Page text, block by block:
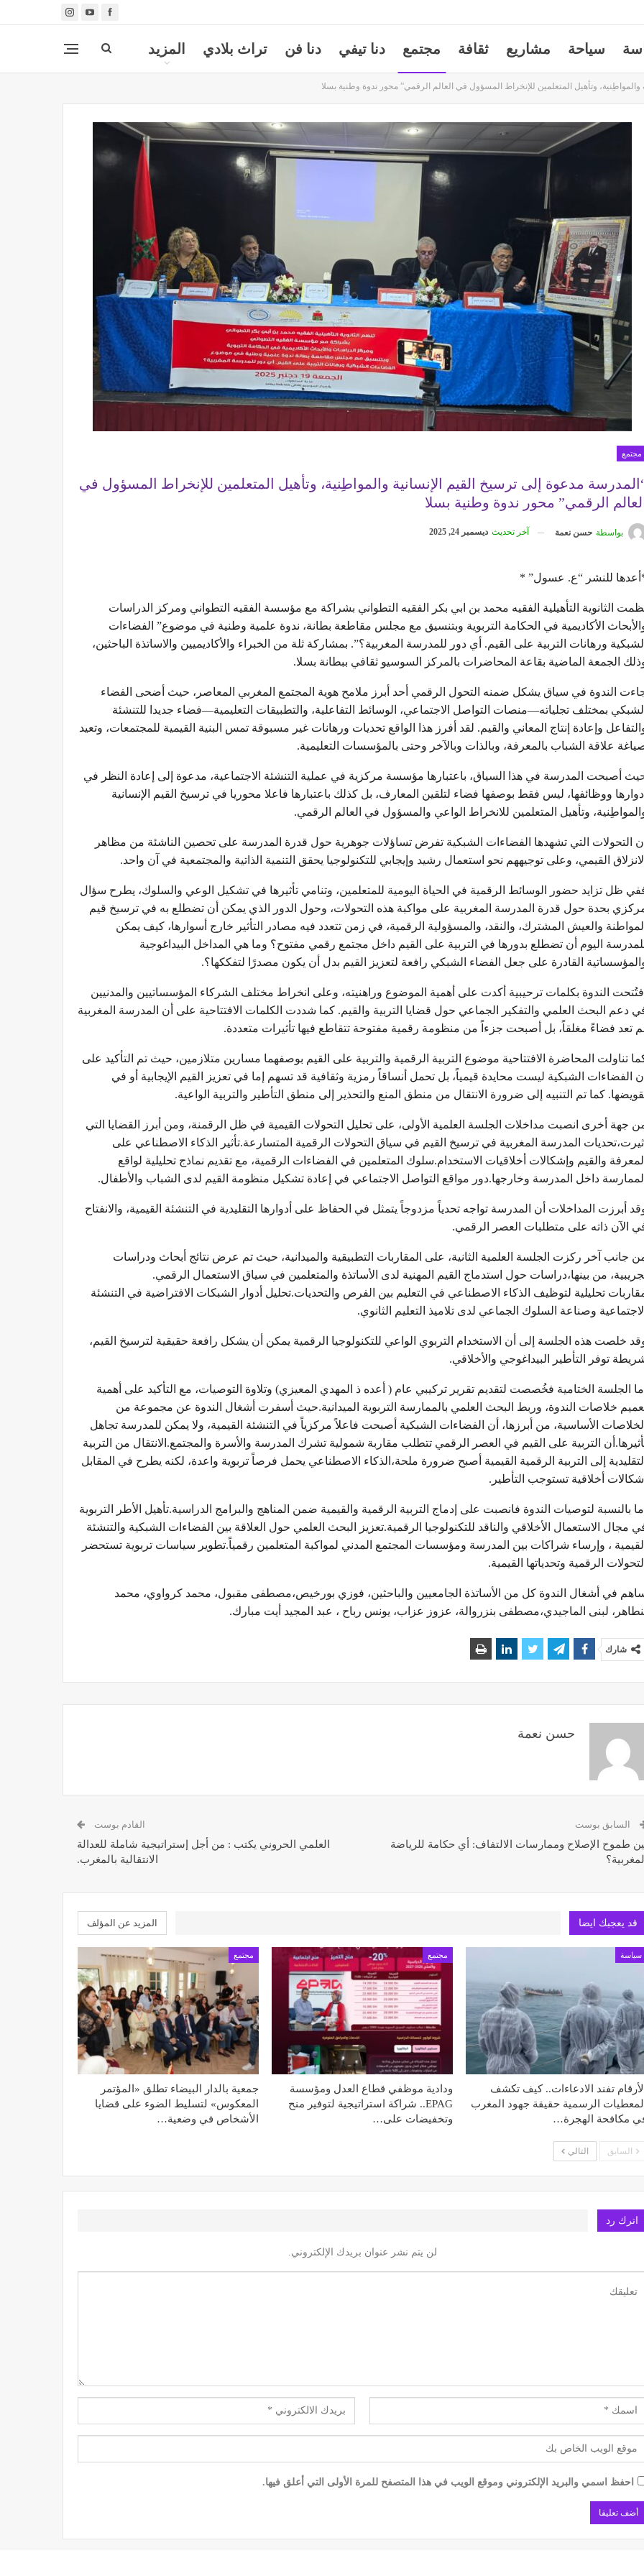
سياحة مشاريع ثقافة مجتمع دنا تيفي دنا فن تراث بلادي المزيد
والمواطِنية، وتأهيل المتعلمين للإنخراط المسؤول في العالم الرقمي” محور ندوة وطنية بسلا
مجتمع
مدعوة إلى ترسيخ القيم الإنسانية والمواطِنية، وتأهيل المتعلمين للإنخراط المسؤول في
العالم الرقمي” محور ندوة وطنية بسلا
بواسطة حسن نعمة آخر تحديث ديسمبر 24, 2025
للنشر “ع. عسول” *
الثانوية التأهيلية الفقيه محمد بن ابي بكر الفقيه التطواني بشراكة مع مؤسسة الفقيه التطواني ومركز الدراسات
الأكاديمية في الحكامة التربوية وبتنسيق مع مجلس مقاطعة بطانة، ندوة علمية وطنية في موضوع” الفضاءات
الشبكية ورهانات التربية على القيم. أي دور للمدرسة المغربية؟”. بمشاركة ثلة من الخبراء والأكاديميين والاساتذة الباحثين،
الجمعة الماضية بقاعة المحاضرات بالمركز السوسيو ثقافي ببطانة بسلا.
الندوة في سياق يشكل ضمنه التحول الرقمي أحد أبرز ملامح هوية المجتمع المغربي المعاصر، حيث أضحى الفضاء
الشبكي بمختلف تجلياته—منصات التواصل الاجتماعي، الوسائط التفاعلية، والتطبيقات التعليمية—فضاء جديدا للتنشئة
وإعادة إنتاج المعاني والقيم. لقد أفرز هذا الواقع تحديات ورهانات غير مسبوقة تمس البنية القيمية للمجتمعات، وتعيد
علاقة الشباب بالمعرفة، وبالذات وبالآخر وحتى بالمؤسسات التعليمية.
أصبحت المدرسة في هذا السياق، باعتبارها مؤسسة مركزية في عملية التنشئة الاجتماعية، مدعوة إلى إعادة النظر في
أدوارها ووظائفها، ليس فقط بوصفها فضاء لتلقين المعارف، بل كذلك باعتبارها فاعلا محوريا في ترسيخ القيم الإنسانية
وتأهيل المتعلمين للانخراط الواعي والمسؤول في العالم الرقمي.
إن التحولات التي تشهدها الفضاءات الشبكية تفرض تساؤلات جوهرية حول قدرة المدرسة على تحصين الناشئة من مظاهر
الانزلاق القيمي، وعلى توجيههم نحو استعمال رشيد وإيجابي للتكنولوجيا يحقق التنمية الذاتية والمجتمعية في آن واحد.
ظل تزايد حضور الوسائط الرقمية في الحياة اليومية للمتعلمين، وتنامي تأثيرها في تشكيل الوعي والسلوك، يطرح سؤال
بحدة حول قدرة المدرسة المغربية على مواكبة هذه التحولات، وحول الدور الذي يمكن أن تضطلع به في ترسيخ قيم
المواطنة والعيش المشترك، والنقد، والمسؤولية الرقمية، في زمن تتعدد فيه مصادر التأثير خارج أسوارها، كيف يمكن
اليوم أن تضطلع بدورها في التربية على القيم داخل مجتمع رقمي مفتوح؟ وما هي المداخل البيداغوجية
القادرة على جعل الفضاء الشبكي رافعة لتعزيز القيم بدل أن يكون مصدرًا لتفككها؟.
افتُتحت الندوة بكلمات ترحيبية أكدت على أهمية الموضوع وراهنيته، وعلى انخراط مختلف الشركاء المؤسساتيين والمدنيين
دعم البحث العلمي والتفكير الجماعي حول قضايا التربية والقيم. كما شددت الكلمات الافتتاحية على أن المدرسة المغربية
تعد فضاءً مغلقاً، بل أصبحت جزءاً من منظومة رقمية مفتوحة تتقاطع فيها تأثيرات متعددة.
تناولت المحاضرة الافتتاحية موضوع التربية الرقمية والتربية على القيم بوصفهما مسارين متلازمين، حيث تم التأكيد على
أن الفضاءات الشبكية ليست محايدة قيمياً، بل تحمل أنساقاً رمزية وثقافية قد تسهم إما في تعزيز القيم الإيجابية أو في
كما تم التنبيه إلى ضرورة الانتقال من منطق المنع والتحذير إلى منطق التأطير والتربية الواعية.
جهة أخرى انصبت مداخلات الجلسة العلمية الأولى، على تحليل التحولات القيمية في ظل الرقمنة، ومن أبرز القضايا التي
أثيرت،تحديات المدرسة المغربية في ترسيخ القيم في سياق التحولات الرقمية المتسارعة.تأثير الذكاء الاصطناعي على
المعرفة والقيم وإشكالات أخلاقيات الاستخدام.سلوك المتعلمين في الفضاءات الرقمية، مع تقديم نماذج تحليلية لواقع
الممارسة داخل المدرسة وخارجها.دور مواقع التواصل الاجتماعي في إعادة تشكيل منظومة القيم لدى الشباب والأطفال.
أبرزت المداخلات أن المدرسة تواجه تحدياً مزدوجاً يتمثل في الحفاظ على أدوارها التقليدية في التنشئة القيمية، والانفتاح
الآن ذاته على متطلبات العصر الرقمي.
جانب آخر ركزت الجلسة العلمية الثانية، على المقاربات التطبيقية والميدانية، حيث تم عرض نتائج أبحاث ودراسات
من بينها،دراسات حول استدماج القيم المهنية لدى الأساتذة والمتعلمين في سياق الاستعمال الرقمي.
تحليلية لتوظيف الذكاء الاصطناعي في التعليم بين الفرص والتحديات.تحليل أدوار الشبكات الافتراضية في التنشئة
الاجتماعية وصناعة السلوك الجماعي لدى تلاميذ التعليم الثانوي.
خلصت هذه الجلسة إلى أن الاستخدام التربوي الواعي للتكنولوجيا الرقمية يمكن أن يشكل رافعة حقيقية لترسيخ القيم،
توفر التأطير البيداغوجي والأخلاقي.
أما الجلسة الختامية فخُصصت لتقديم تقرير تركيبي عام ( أعده ذ المهدي المعيزي) وتلاوة التوصيات، مع التأكيد على أهمية
خلاصات الندوة، وربط البحث العلمي بالممارسة التربوية الميدانية.حيث أسفرت أشغال الندوة عن مجموعة من
الخلاصات الأساسية، من أبرزها، أن الفضاءات الشبكية أصبحت فاعلاً مركزياً في التنشئة القيمية، ولا يمكن للمدرسة تجاهل
التربية على القيم في العصر الرقمي تتطلب مقاربة شمولية تشرك المدرسة والأسرة والمجتمع.الانتقال من التربية
التقليدية إلى التربية الرقمية القيمية أصبح ضرورة ملحة،الذكاء الاصطناعي يحمل فرصاً تربوية واعدة، لكنه يطرح في المقابل
إشكالات أخلاقية تستوجب التأطير.
أما بالنسبة لتوصيات الندوة فانصبت على إدماج التربية الرقمية والقيمية ضمن المناهج والبرامج الدراسية.تأهيل الأطر التربوية
مجال الاستعمال الأخلاقي والناقد للتكنولوجيا الرقمية.تعزيز البحث العلمي حول العلاقة بين الفضاءات الشبكية والتنشئة
القيمية ، وإرساء شراكات بين المدرسة ومؤسسات المجتمع المدني لمواكبة المتعلمين رقمياً.تطوير سياسات تربوية تستحضر
التحولات الرقمية وتحدياتها القيمية.
في أشغال الندوة كل من الأساتذة الجامعيين والباحثين، فوزي بورخيص،مصطفى مقبول، محمد كرواوي، محمد
لبنى الماجيدي،مصطفى بنزروالة، عزوز عزاب، يونس رباح ، عبد المجيد أيت مبارك.
شارك
حسن نعمة
السابق بوست
طموح الإصلاح وممارسات الالتفاف: أي حكامة للرياضة
المغربية؟
القادم بوست
العلمي الحروني يكتب : من أجل إستراتيجية شاملة للعدالة
الانتقالية بالمغرب.
قد يعجبك ايضا المزيد عن المؤلف
سياسة
الأرقام تفند الادعاءات.. كيف تكشف
المعطيات الرسمية حقيقة جهود المغرب
مكافحة الهجرة…
مجتمع
ودادية موظفي قطاع العدل ومؤسسة
EPAG.. شراكة استراتيجية لتوفير منح
وتخفيضات على…
مجتمع
جمعية بالدار البيضاء تطلق «المؤتمر
المعكوس» لتسليط الضوء على قضايا
الأشخاص في وضعية…
السابق التالي
اترك رد
لن يتم نشر عنوان بريدك الإلكتروني.
احفظ اسمي والبريد الإلكتروني وموقع الويب في هذا المتصفح للمرة الأولى التي أعلق فيها.